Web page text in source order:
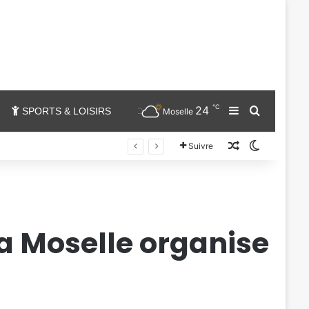
SPORTS & LOISIRS Moselle 24℃ SidebarChercher
Suivre Un article au
Moselle organise